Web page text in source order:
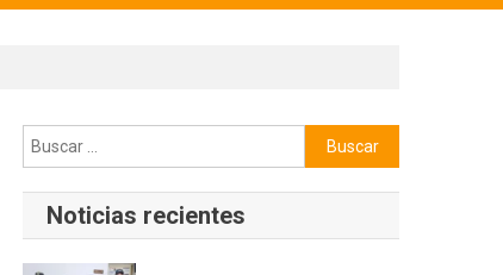
Buscar:
Noticias recientes